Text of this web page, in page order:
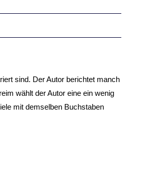
sind. Der Autor berichtet manch
wählt der Autor eine ein wenig
mit demselben Buchstaben